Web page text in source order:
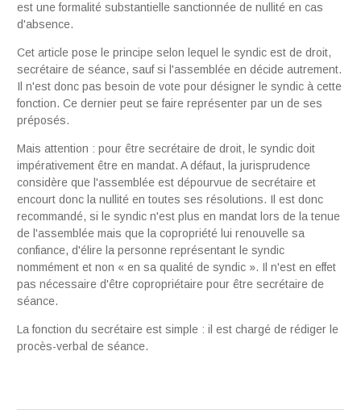
est une for­malité substantielle sanctionnée de nullité en cas
d'absence.
Cet article pose le principe selon lequel le syndic est de droit,
secrétaire de séance, sauf si l'assem­blée en décide autrement.
Il n'est donc pas besoin de vote pour désigner le syndic à cette
fonction. Ce dernier peut se faire représenter par un de ses
préposés.
Mais attention : pour être secrétaire de droit, le syndic doit
impérativement être en mandat. A défaut, la jurisprudence
considère que l'assem­blée est dépourvue de secrétaire et
encourt donc la nullité en toutes ses résolutions. Il est donc
recom­mandé, si le syndic n'est plus en mandat lors de la tenue
de l'assemblée mais que la copropriété lui renouvelle sa
confiance, d'élire la personne repré­sentant le syndic
nommément et non « en sa qua­lité de syndic ». Il n'est en effet
pas nécessaire d'être copropriétaire pour être secrétaire de
séance.
La fonction du secrétaire est simple : il est chargé de rédiger le
procès-verbal de séance.